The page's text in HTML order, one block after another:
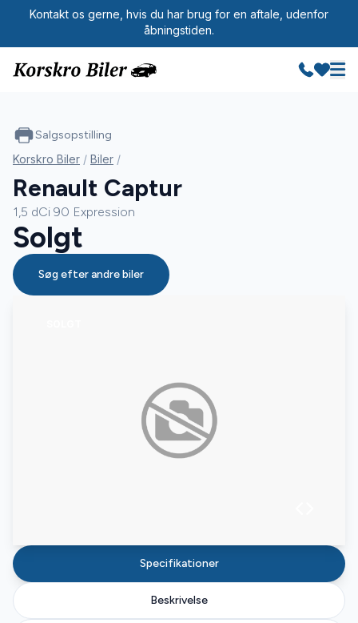
Kontakt os gerne, hvis du har brug for en aftale, udenfor
åbningstiden.
Specifikationer
Beskrivelse
Salgsopstilling
Korskro Biler / Biler /
Renault Captur
1,5 dCi 90 Expression
Solgt
Søg efter andre biler